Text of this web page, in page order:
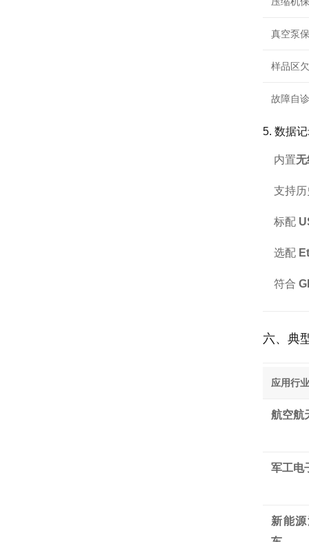
真空泵
样品区
故障自
5. 数据
内置无
支持
标配
选配
符合
六、典
应用行业
航空航
军工电
新能源